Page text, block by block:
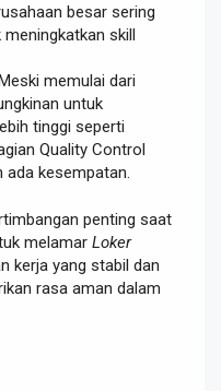
besar sering
skill
memulai dari
untuk
tinggi seperti
Quality Control
kesempatan.
penting saat
melamar Loker
kerja yang stabil dan
rasa aman dalam